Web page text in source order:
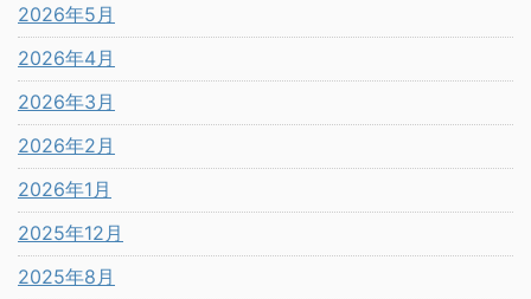
2026年5月
2026年4月
2026年3月
2026年2月
2026年1月
2025年12月
2025年8月